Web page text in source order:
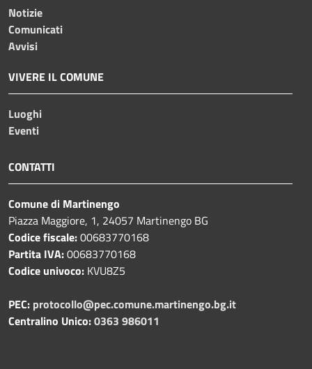
Notizie
Comunicati
Avvisi
VIVERE IL COMUNE
Luoghi
Eventi
CONTATTI
Comune di Martinengo
Piazza Maggiore, 1, 24057 Martinengo BG
Codice fiscale:00683770168
Partita IVA:00683770168
Codice univoco: KVU8Z5
PEC: protocollo@pec.comune.martinengo.bg.it
Centralino Unico:0363 986011